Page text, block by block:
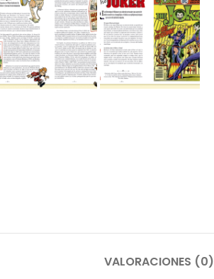
VALORACIONES (0)